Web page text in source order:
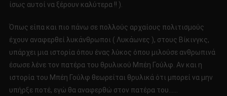
ίσως αυτοί να ξέρουν καλύτερα !! ).
Όπως είπα και πιο πάνω σε πολλούς αρχαίους πολιτισμούς
έχουν αναφερθεί λυκάνθρωποι ( Λυκάωνες ), στους Βίκινγκς,
υπάρχει μια ιστορία όπου ένας λύκος όπου μιλούσε ανθρωπινά
έσωσε λένε τον πατέρα του θρυλικού Μπέη Γούλφ. Αν και η
ιστορία του Μπέη Γούλφ θεωρείται θρυλικά ότι μπορεί να μην
υπήρξε ποτέ, εγώ θα αναφερθώ στον πατέρα του……